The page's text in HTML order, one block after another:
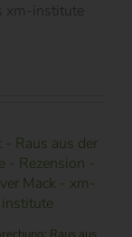
xm-institute